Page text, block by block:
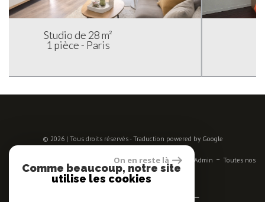
Appartement de 44 m²
2 Pièces - Paris
© 2026 | Tous droits réservés - Traduction powered by Google
Nos honoraires-Liens Admin - Toutes nos
annonces
On en reste là
Comme beaucoup, notre site
utilise les cookies